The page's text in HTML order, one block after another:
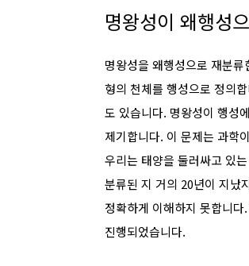
명왕성이 왜행성
명왕성을 왜행성으로 재분
형의 천체를 행성으로 정의
도 있습니다. 명왕성이 행성
제기합니다. 이 문제는 과학
우리는 태양을 둘러싸고 있
분류된 지 거의 20년이 지났
정확하게 이해하지 못합니
진행되었습니다.